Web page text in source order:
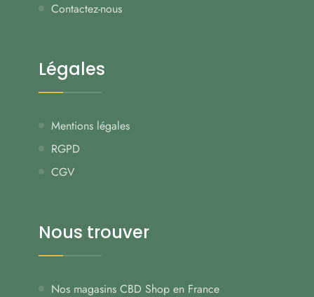
Contactez-nous
Légales
Mentions légales
RGPD
CGV
Nous trouver
Nos magasins CBD Shop en France